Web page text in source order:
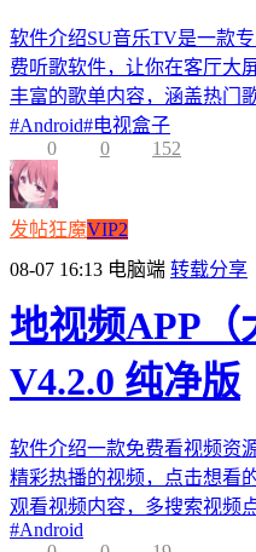
软件介绍SU音乐TV是一款
费听歌软件，让你在客厅大
丰富的歌单内容，涵盖热门
#Android#电视盒子
0
0 152
发帖狂魔VIP2
08-07 16:13 电脑端 转载分享
地视频APP（
V4.2.0 纯净版
软件介绍一款免费看视频资
精彩热播的视频，点击想看
观看视频内容，多搜索视频
#Android